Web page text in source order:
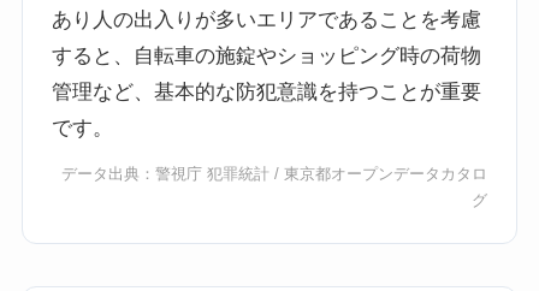
あり人の出入りが多いエリアであることを考慮
すると、自転車の施錠やショッピング時の荷物
管理など、基本的な防犯意識を持つことが重要
です。
データ出典：警視庁 犯罪統計 /東京都オープンデータカタロ
グ